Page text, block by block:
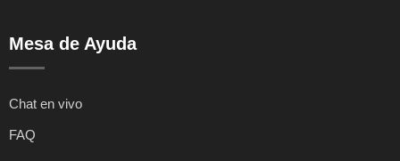
Mesa de Ayuda
Chat en vivo
FAQ